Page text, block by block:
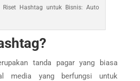
Hashtag untuk Bisnis: Auto
tanda pagar yang biasa
media yang berfungsi untuk